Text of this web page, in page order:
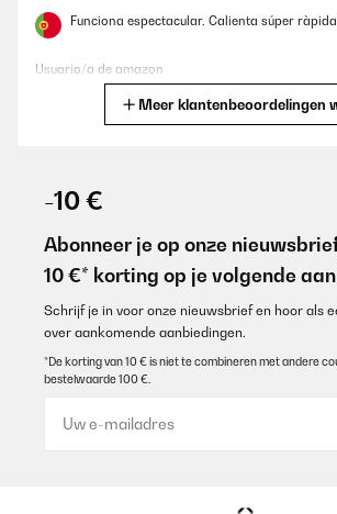
Funciona espectacular. Calienta súper
Usuario/a de amazon
kochen möchte. Zieht super schnell die
alles schneller wie mein Küchenherd. Schön
Hähnchen draußen zu kochen bzw. zu braten.
schon den zweiten Sommer draußen
muss, gibts kein Mucken und keine
Vertaal
Meer klantenbeoordelingen
-10 €
Abonneer je op onze
10 €* korting op je volgende
Schrijf je in voor onze nieuwsbrief en hoor als
over aankomende aanbiedingen.
*De korting van 10 € is niet te combineren met andere
bestelwaarde 100 €.